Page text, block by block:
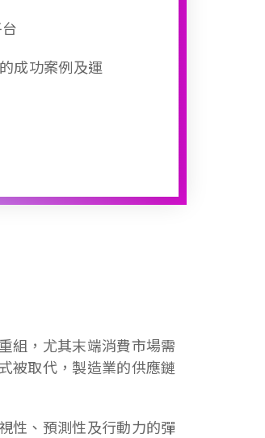
成功案例及運
組，尤其末端消費市場需
被取代，製造業的供應鏈
性、預測性及行動力的彈